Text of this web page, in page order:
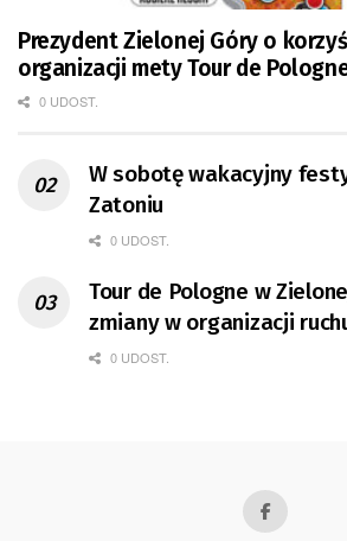
Prezydent Zielonej Góry o
organizacji mety Tour de
0 UDOST.
W sobotę wakacyjny
Zatoniu
0 UDOST.
Tour de Pologne w
zmiany w organizacji
0 UDOST.